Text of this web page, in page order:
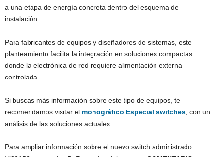
a una etapa de energía concreta dentro del esquema de
instalación.
Para fabricantes de equipos y diseñadores de sistemas, este
planteamiento facilita la integración en soluciones compactas
donde la electrónica de red requiere alimentación externa
controlada.
Si buscas más información sobre este tipo de equipos, te
recomendamos visitar el monográfico Especial switches , con un
análisis de las soluciones actuales.
Para ampliar información sobre el nuevo switch administrado